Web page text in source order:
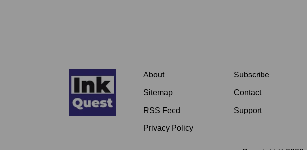
About
Sitemap
RSS Feed
Privacy Policy
Subscribe
Contact
Support